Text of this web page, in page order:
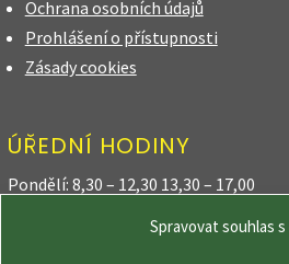
Spravovat souhlas
Ochrana osobních údajů
Prohlášení o přístupnosti
Zásady cookies
ÚŘEDNÍ HODINY
Pondělí: 8,30 – 12,30 13,30 – 17,00